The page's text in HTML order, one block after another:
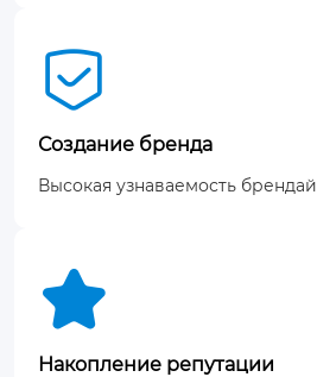

Создание бренда
Высокая узнаваемость брендай

Накопление репутации